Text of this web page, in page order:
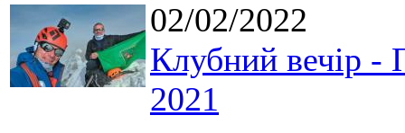
02/02/2022
Клубний вечір -
2021